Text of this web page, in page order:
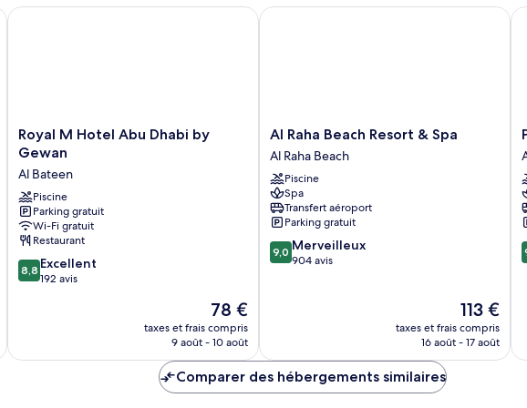
Chambre
Royal
M
Abu
Dhabi
by
Gewan
Al
Bateen
Royal M Hotel Abu Dhabi by
Gewan
Al Bateen
Piscine
Parking gratuit
Wi-Fi gratuit
Restaurant
8.8
sur
8,8 Excellent
192 avis
Le
nouveau
prix
de
78 €
78 €
taxes et frais compris
9 août - 10 août
Royal M Hotel Abu Dhabi by Gewan
Al
Raha
Beach
Resort
&
Spa
Al
Raha
Beach
Al Raha Beach Resort & Spa
Al Raha Beach
Piscine
Spa
Transfert aéroport
Parking gratuit
9.0
sur
9,0 Merveilleux
904 avis
Le
nouveau
prix
113 €
taxes et frais compris
16 août - 17 août
Al Raha Beach Resort & Spa
Comparer des hébergements similaires